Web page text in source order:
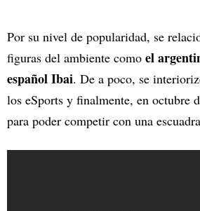
Por su nivel de popularidad, se
figuras del ambiente como el
español Ibai. De a poco, se
los eSports y finalmente, en octubre
para poder competir con una